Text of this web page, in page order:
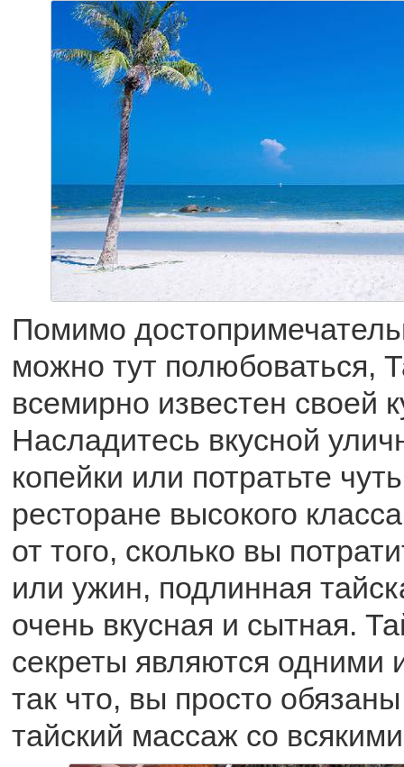
Помимо
можно тут полюбоваться,
всемирно известен своей
Насладитесь вкусной
копейки или потратьте
ресторане высокого
от того, сколько вы
или ужин, подлинная
очень вкусная и сытная.
секреты являются одними
так что, вы просто
тайский массаж со